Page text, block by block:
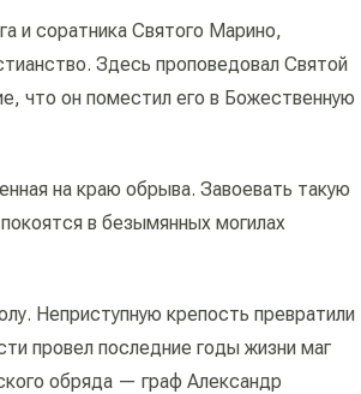
и соратника Святого Марино,
Здесь проповедовал Святой
что он поместил его в Божественную
на краю обрыва. Завоевать такую
в безымянных могилах
Неприступную крепость превратили
провел последние годы жизни маг
обряда — граф Александр